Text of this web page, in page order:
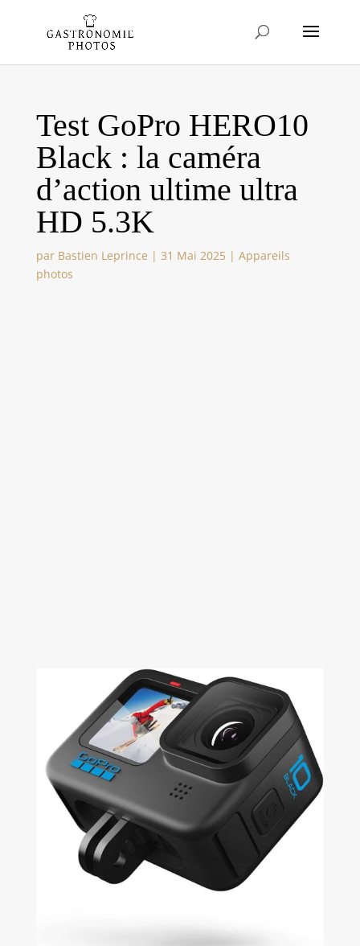
Test GoPro HERO10
Black : la caméra
d’action ultime ultra
HD 5.3K
par Bastien Leprince | 31 Mai 2025| Appareils
photos